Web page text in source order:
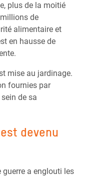
plus de la moitié
de
alimentaire et
en hausse de
mise au jardinage.
fournies par
de sa
devenu
guerre a englouti les